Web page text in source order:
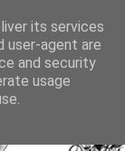
its services
user-agent are
and security
usage